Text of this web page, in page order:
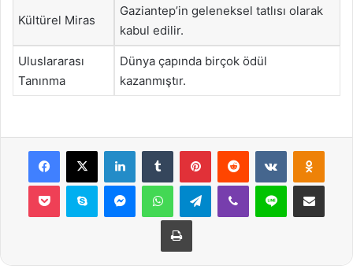
Kültürel Miras
Gaziantep’in geleneksel tatlısı olarak
kabul edilir.
Uluslararası
Tanınma
Dünya çapında birçok ödül
kazanmıştır.
Facebook
X LinkedInTumblr PinterestReddit VKontakte
Pocket Skype MessengerWhatsAppTelegramViber Line E-Posta ile
Yazdır